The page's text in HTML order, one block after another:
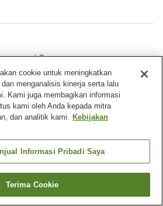
Restoran
Benar-benar bebas rokok
Tengah
Pampanga
Cari kamar
cookie untuk meningkatkan
menganalisis kinerja serta lalu
Kami juga membagikan informasi
kami oleh Anda kepada mitra
dan analitik kami. Kebijakan
Informasi Pribadi Saya
Terima Cookie